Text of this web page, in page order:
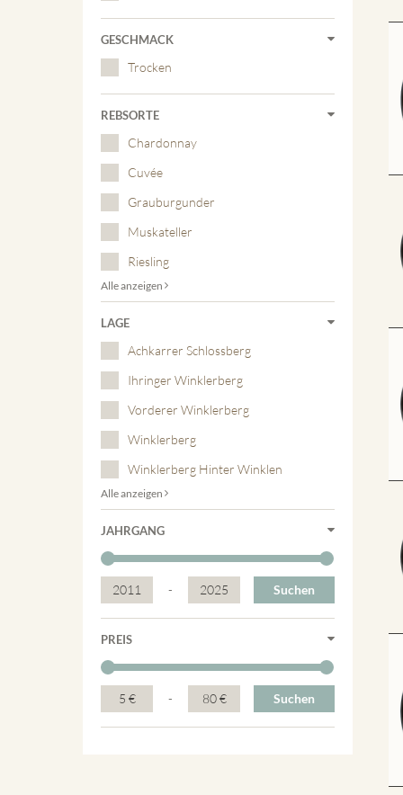
GESCHMACK
Trocken
REBSORTE
Chardonnay
Cuvée
Grauburgunder
Muskateller
Riesling
Alle anzeigen
LAGE
Achkarrer Schlossberg
Ihringer Winklerberg
Vorderer Winklerberg
Winklerberg
Winklerberg Hinter Winklen
Alle anzeigen
JAHRGANG
2011 - 2025 Suchen
PREIS
5 € - 80 € Suchen